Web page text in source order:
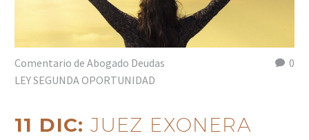
0
Comentario de Abogado Deudas
LEY SEGUNDA OPORTUNIDAD
11 DIC:JUEZ EXONERA